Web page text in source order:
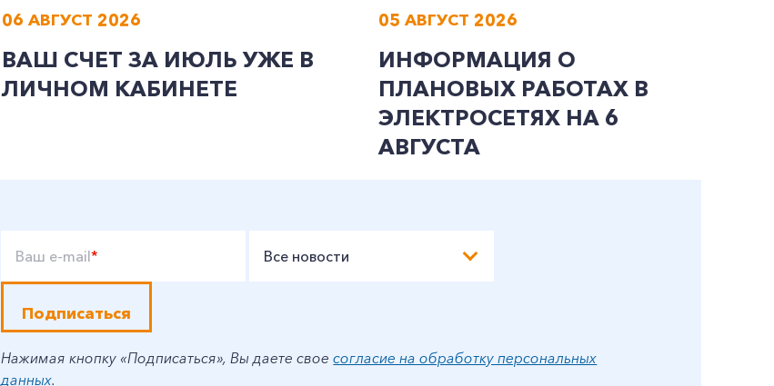
06 АВГУСТ 2026
ВАШ СЧЕТ ЗА ИЮЛЬ УЖЕ В
ЛИЧНОМ КАБИНЕТЕ
05 АВГУСТ 2026
ИНФОРМАЦИЯ О
ПЛАНОВЫХ РАБОТАХ В
ЭЛЕКТРОСЕТЯХ НА 6
АВГУСТА
Ваш e-mail* Все новости
Подписаться
Нажимая кнопку «Подписаться», Вы даете своесогласие на обработку персональных
данных.